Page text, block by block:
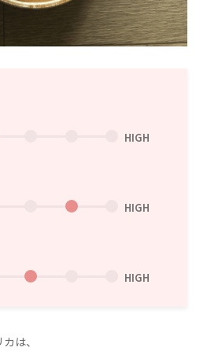
HIGH
HIGH
HIGH
は、